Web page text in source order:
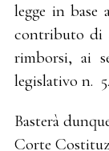
legge in base
contributo di
rimborsi, ai
legislativo n.
Basterà
Corte